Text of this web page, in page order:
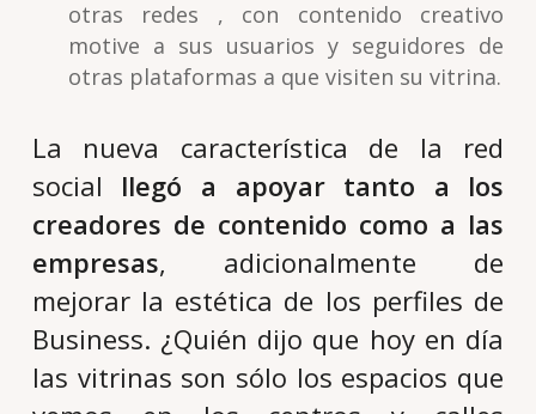
otras redes , con contenido creativo
motive a sus usuarios y seguidores de
otras plataformas a que visiten su vitrina.
La nueva característica de la red
social llegó a apoyar tanto a los
creadores de contenido como a las
empresas, adicionalmente de
mejorar la estética de los perfiles de
Business. ¿Quién dijo que hoy en día
las vitrinas son sólo los espacios que